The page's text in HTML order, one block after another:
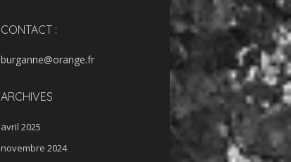
CONTACT :
burganne@orange.fr
ARCHIVES
avril 2025
novembre 2024